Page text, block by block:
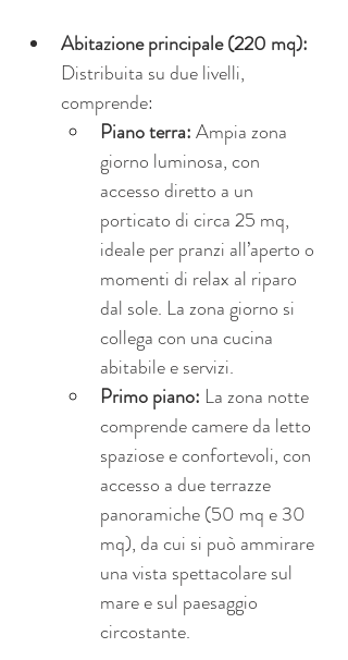
Abitazione principale (220 mq):
Distribuita su due livelli,
comprende:
Piano terra: Ampia zona
giorno luminosa, con
accesso diretto a un
porticato di circa 25 mq,
ideale per pranzi all’aperto o
momenti di relax al riparo
dal sole. La zona giorno si
collega con una cucina
abitabile e servizi.
Primo piano: La zona notte
comprende camere da letto
spaziose e confortevoli, con
accesso a due terrazze
panoramiche (50 mq e 30
mq), da cui si può ammirare
una vista spettacolare sul
mare e sul paesaggio
circostante.